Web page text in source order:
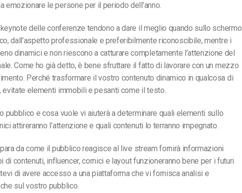
emozionare le persone per il periodo dell’anno.
delle conferenze tendono a dare il meglio quando sullo schermo
dall’aspetto professionale e preferibilmente riconoscibile, mentre i
dinamici e non riescono a catturare completamente l’attenzione del
Come ho già detto, è bene sfruttare il fatto di lavorare con un mezzo
Perché trasformare il vostro contenuto dinamico in qualcosa di
elementi immobili e pesanti come il testo.
pubblico e cosa vuole vi aiuterà a determinare quali elementi sullo
attireranno l’attenzione e quali contenuti lo terranno impegnato.
da come il pubblico reagisce al live stream fornirà informazioni
di contenuti, influencer, cornici e layout funzioneranno bene per i futuri
di avere accesso a una piattaforma che vi fornisca analisi e
sul vostro pubblico.